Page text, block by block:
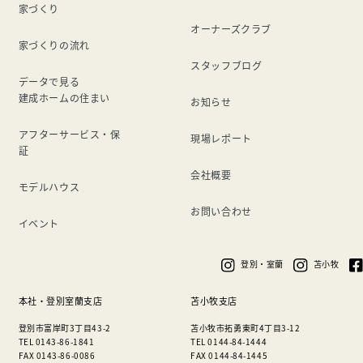
家づくり
家づくりの流れ
データで見る
建成ホームの住まい
アフターサービス・保
証
モデルハウス
イベント
オーナーズクラブ
スタッフブログ
お知らせ
現場レポート
会社概要
お問い合わせ
本社・登別室蘭支店
登別市富岸町3丁目43-2
TEL 0143-86-1841
FAX 0143-86-0086
苫小牧支店
苫小牧市拓勇東町4丁目3-12
TEL 0144-84-1444
FAX 0144-84-1445
登別・室蘭 苫小牧